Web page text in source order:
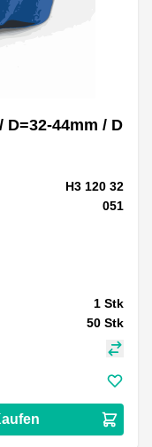
44mm / D
H3 120 32
051
1 Stk
50 Stk